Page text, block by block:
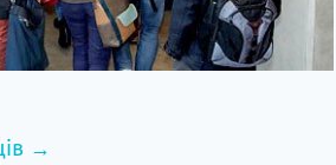
→